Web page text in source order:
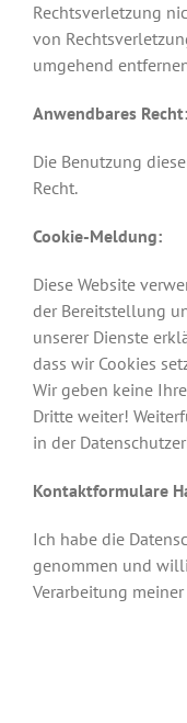
Rechtsverletzung
von
umgehend
Anwendbares Recht:
Die Benutzung
Recht.
Cookie-Meldung:
Diese Website
der Bereitstellung
unserer Dienste
dass wir Cookies
Wir geben keine
Dritte weiter!
in der
Kontaktformulare
Ich habe die
genommen und
Verarbeitung